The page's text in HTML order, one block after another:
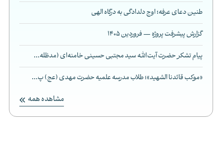
طنین دعای عرفه؛ اوج دلدادگی به درگاه الهی
گزارش پیشرفت پروژه — فروردین 1405
پیام تشکر حضرت آیت‌الله سید مجتبی حسینی خامنه‌ای (مدظله...
«موکب قائدنا الشهید»؛ طلاب مدرسه علمیه حضرت مهدی (عج) پ...
مشاهده همه